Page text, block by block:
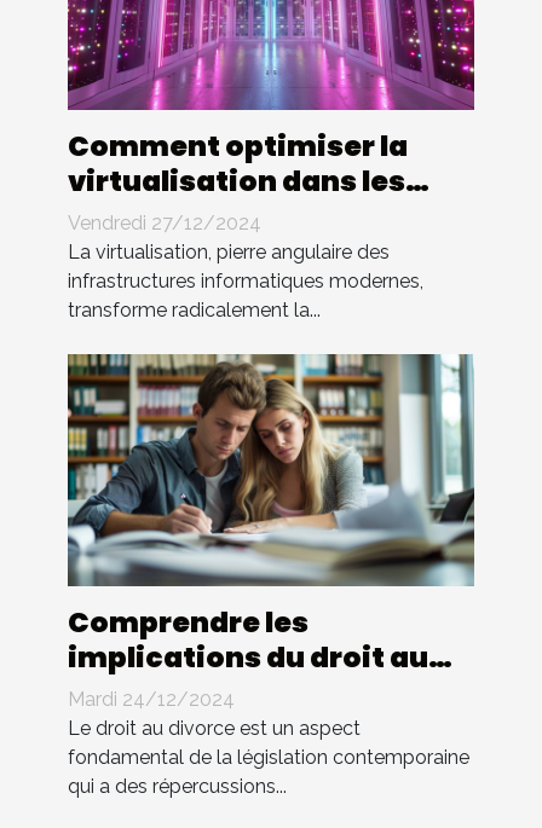
Comment optimiser la
virtualisation dans les
entreprises modernes
Vendredi 27/12/2024
La virtualisation, pierre angulaire des
infrastructures informatiques modernes,
transforme radicalement la...
Comprendre les
implications du droit au
divorce sur la gestion des
biens
Mardi 24/12/2024
Le droit au divorce est un aspect
fondamental de la législation contemporaine
qui a des répercussions...